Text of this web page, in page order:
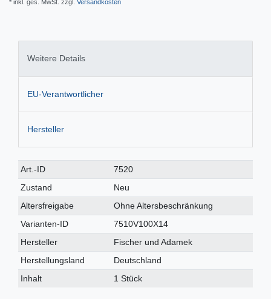
* inkl. ges. MwSt. zzgl. Versandkosten
Weitere Details
EU-Verantwortlicher
Hersteller
Technisches
Merkmal
Wert
Art.-ID
7520
Zustand
Neu
Altersfreigabe
Ohne Altersbeschränkung
Varianten-ID
7510V100X14
Hersteller
Fischer und Adamek
Herstellungsland
Deutschland
Inhalt
1 Stück